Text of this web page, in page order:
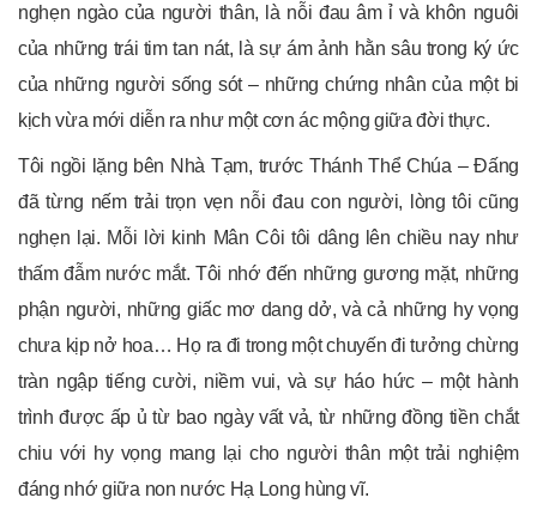
nghẹn ngào của người thân, là nỗi đau âm ỉ và khôn nguôi
của những trái tim tan nát, là sự ám ảnh hằn sâu trong ký ức
của những người sống sót – những chứng nhân của một bi
kịch vừa mới diễn ra như một cơn ác mộng giữa đời thực.
Tôi ngồi lặng bên Nhà Tạm, trước Thánh Thể Chúa – Đấng
đã từng nếm trải trọn vẹn nỗi đau con người, lòng tôi cũng
nghẹn lại. Mỗi lời kinh Mân Côi tôi dâng lên chiều nay như
thấm đẫm nước mắt. Tôi nhớ đến những gương mặt, những
phận người, những giấc mơ dang dở, và cả những hy vọng
chưa kịp nở hoa… Họ ra đi trong một chuyến đi tưởng chừng
tràn ngập tiếng cười, niềm vui, và sự háo hức – một hành
trình được ấp ủ từ bao ngày vất vả, từ những đồng tiền chắt
chiu với hy vọng mang lại cho người thân một trải nghiệm
đáng nhớ giữa non nước Hạ Long hùng vĩ.